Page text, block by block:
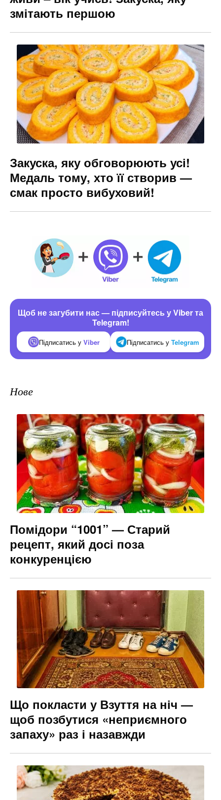
змітають першою
Закуска, яку обговорюють усі!
Медаль тому, хто її створив —
смак просто вибуховий!
Щоб не загубити нас — підписуйтесь у Viber та
Telegram!
Підписатись у Viber Підписатись у Telegram
Нове
Помідори “1001” — Старий
рецепт, який досі поза
конкуренцією
Що покласти у Взуття на ніч —
щоб позбутися «неприємного
запаху» раз і назавжди